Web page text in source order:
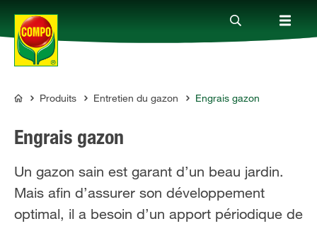
Produits
Conseil
Thèmes
COMPO
Produits Entretien du gazon Engrais gazon
Engrais gazon
Un gazon sain est garant d’un beau jardin.
Mais afin d’assurer son développement
optimal, il a besoin d’un apport périodique de